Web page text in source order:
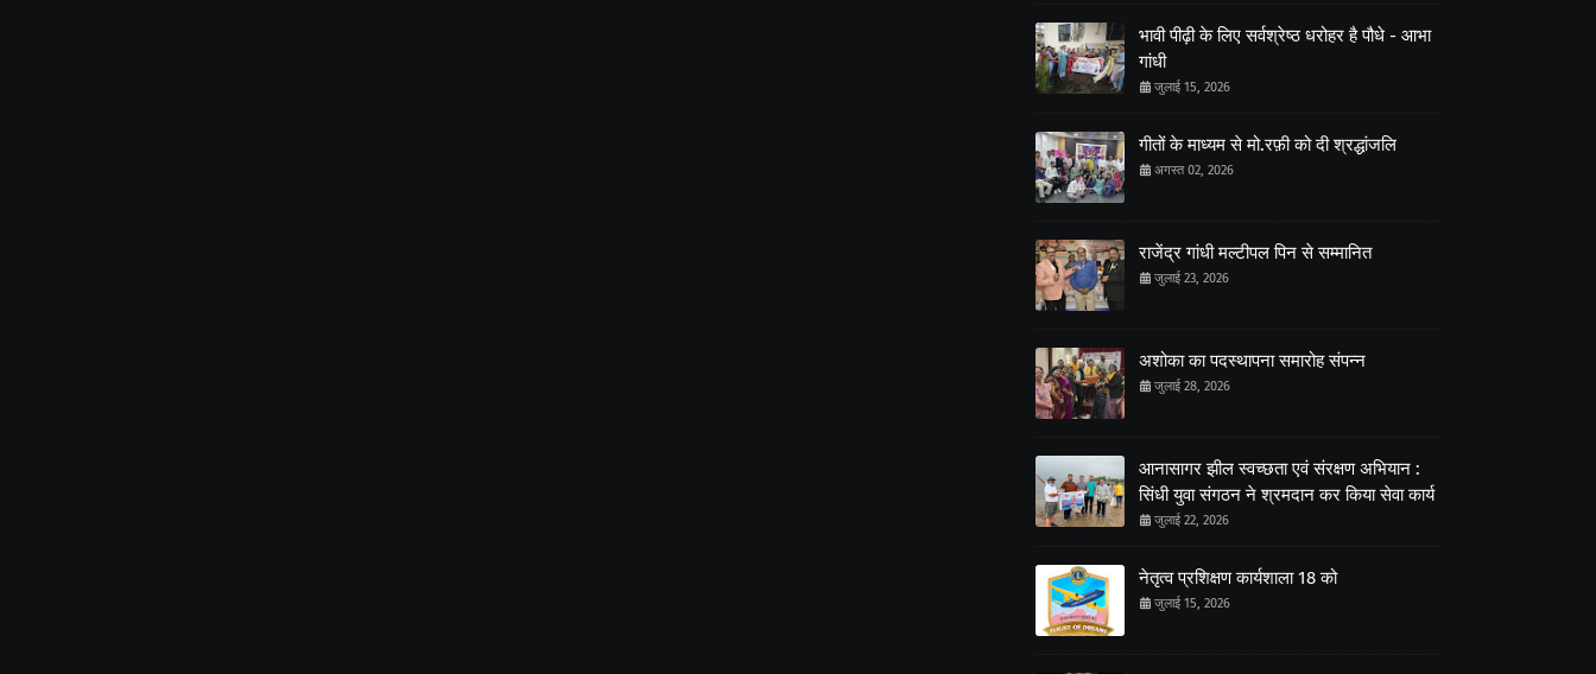
भावी पीढ़ी के लिए सर्वश्रेष्ठ धरोहर है पौधे - आभा
गांधी
जुलाई 15, 2026
गीतों के माध्यम से मो.रफ़ी को दी श्रद्धांजलि
अगस्त 02, 2026
राजेंद्र गांधी मल्टीपल पिन से सम्मानित
जुलाई 23, 2026
अशोका का पदस्थापना समारोह संपन्न
जुलाई 28, 2026
आनासागर झील स्वच्छता एवं संरक्षण अभियान :
सिंधी युवा संगठन ने श्रमदान कर किया सेवा कार्य
जुलाई 22, 2026
नेतृत्व प्रशिक्षण कार्यशाला 18 को
जुलाई 15, 2026